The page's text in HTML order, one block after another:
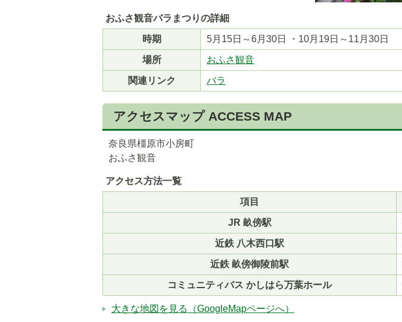
おふさ観音バラまつりの詳細
時期 5月15日～6月30日 ・10月19日～11月30日
場所 おふさ観音
関連リンク バラ
アクセスマップ ACCESS MAP
奈良県橿原市小房町
おふさ観音
アクセス方法一覧
項目
JR 畝傍駅
近鉄 八木西口駅
近鉄 畝傍御陵前駅
コミュニティバス かしはら万葉ホール
大きな地図を見る（GoogleMapページへ）
イ
ド
ド